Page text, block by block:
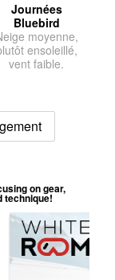
Journées
Bluebird
moyenne,
ensoleillé,
vent faible.